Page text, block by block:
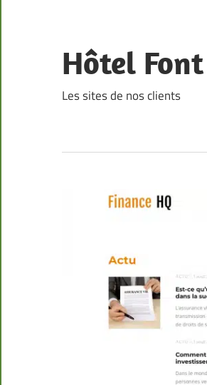
content
Hôtel
Les sites de nos clients